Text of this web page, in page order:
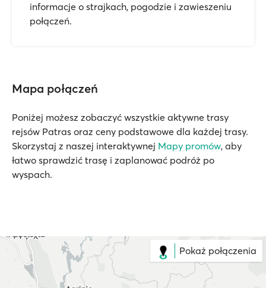
informacje o strajkach, pogodzie i zawieszeniu
połączeń.
Mapa połączeń
Poniżej możesz zobaczyć wszystkie aktywne trasy
rejsów Patras oraz ceny podstawowe dla każdej trasy.
Skorzystaj z naszej interaktywnej Mapy promów, aby
łatwo sprawdzić trasę i zaplanować podróż po
wyspach.
Pokaż połączenia